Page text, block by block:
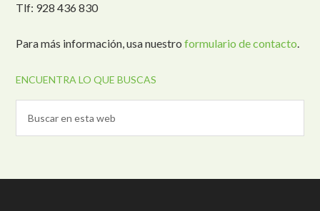
Tlf: 928 436 830
Para más información, usa nuestroformulario de contacto.
ENCUENTRA LO QUE BUSCAS